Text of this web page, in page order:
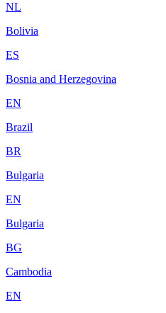
NL
Bolivia
ES
Bosnia and Herzegovina
EN
Brazil
BR
Bulgaria
EN
Bulgaria
BG
Cambodia
EN